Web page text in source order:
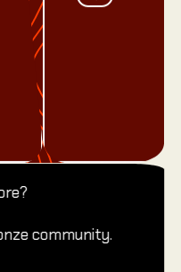
community.